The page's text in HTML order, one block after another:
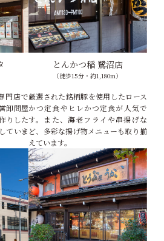
門店で
卸問屋
りした
ていま
とんかつ稲 鷺沼店
（徒歩15分・約1,180m）
厳選された銘柄豚を使用したロース
かつ定食やヒレかつ定食が人気で
す。また、海老フライや串揚げな
ど、多彩な揚げ物メニューも取り揃
えています。